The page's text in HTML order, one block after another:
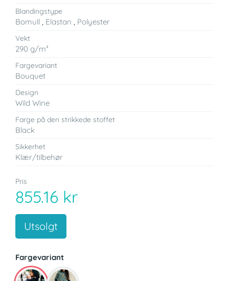
Blandingstype
Bomull Elastan Polyester
Vekt
290 g/m²
Fargevariant
Bouquet
Design
Wild Wine
Farge på den strikkede stoffet
Black
Sikkerhet
Klær/tilbehør
Pris
855.16 kr
Utsolgt
Fargevariant